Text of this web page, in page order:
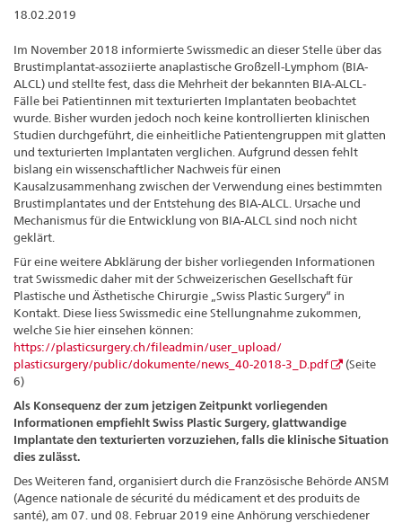
18.02.2019
Im November 2018 informierte Swissmedic an dieser Stelle über das
Brustimplantat-assoziierte anaplastische Großzell-Lymphom (BIA-
ALCL) und stellte fest, dass die Mehrheit der bekannten BIA-ALCL-
Fälle bei Patientinnen mit texturierten Implantaten beobachtet
wurde. Bisher wurden jedoch noch keine kontrollierten klinischen
Studien durchgeführt, die einheitliche Patientengruppen mit glatten
und texturierten Implantaten verglichen. Aufgrund dessen fehlt
bislang ein wissenschaftlicher Nachweis für einen
Kausalzusammenhang zwischen der Verwendung eines bestimmten
Brustimplantates und der Entstehung des BIA-ALCL. Ursache und
Mechanismus für die Entwicklung von BIA-ALCL sind noch nicht
geklärt.
Für eine weitere Abklärung der bisher vorliegenden Informationen
trat Swissmedic daher mit der Schweizerischen Gesellschaft für
Plastische und Ästhetische Chirurgie „Swiss Plastic Surgery“ in
Kontakt. Diese liess Swissmedic eine Stellungnahme zukommen,
welche Sie hier einsehen können:
https://plasticsurgery.ch/fileadmin/user_upload/
plasticsurgery/public/dokumente/news_40-2018-3_D.pdf
(Seite
6)
Als Konsequenz der zum jetzigen Zeitpunkt vorliegenden
Informationen empfiehlt Swiss Plastic Surgery, glattwandige
Implantate den texturierten vorzuziehen, falls die klinische Situation
dies zulässt.
Des Weiteren fand, organisiert durch die Französische Behörde ANSM
(Agence nationale de sécurité du médicament et des produits de
santé), am 07. und 08. Februar 2019 eine Anhörung verschiedener